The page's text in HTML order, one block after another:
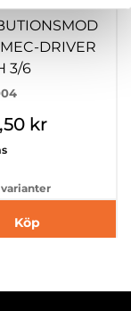
DRIVER
3/6
kr
Köp